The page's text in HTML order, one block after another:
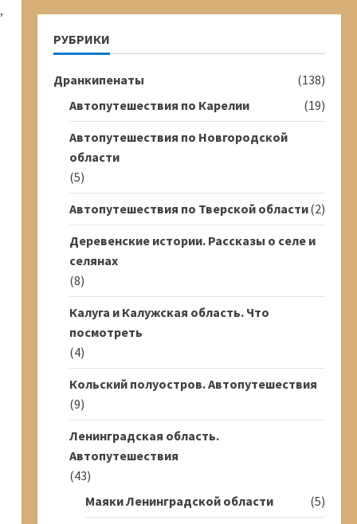
РУБРИКИ
Дранкипенаты
(138)
Автопутешествия по Карелии
(19)
Автопутешествия по Новгородской
области
(5)
Автопутешествия по Тверской области(2)
Деревенские истории. Рассказы о селе и
селянах
(8)
Калуга и Калужская область. Что
посмотреть
(4)
Кольский полуостров. Автопутешествия
(9)
Ленинградская область.
Автопутешествия
(43)
Маяки Ленинградской области
(5)